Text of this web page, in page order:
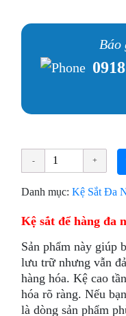
Báo
Danh mục:Kệ Sắt Đa
Kệ sắt để hàng đa
Sản phẩm này giúp
lưu trữ nhưng vẫn
hàng hóa. Kệ cao
hóa rõ ràng. Nếu
là dòng sản phẩm